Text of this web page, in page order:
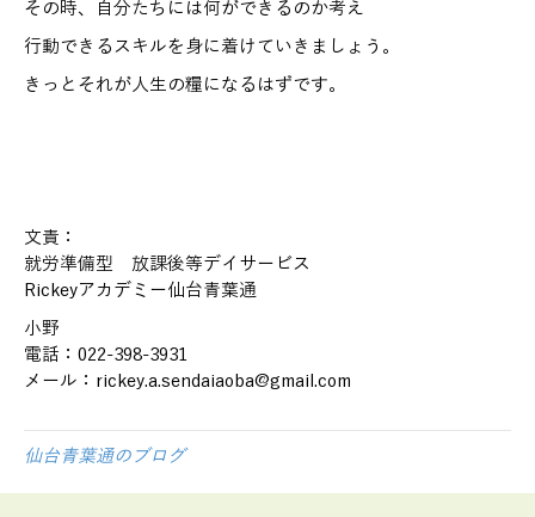
その時、自分たちには何ができるのか考え
行動できるスキルを身に着けていきましょう。
きっとそれが人生の糧になるはずです。
文責：
就労準備型 放課後等デイサービス
Rickeyアカデミー仙台青葉通
小野
電話：022-398-3931
メール：rickey.a.sendaiaoba@gmail.com
仙台青葉通のブログ